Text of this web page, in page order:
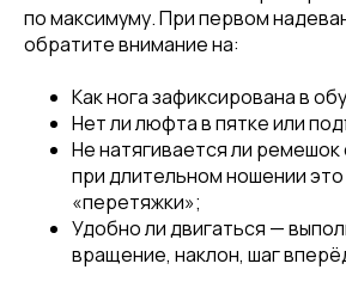
по максимуму. При первом
обратите внимание на:
Как нога зафиксирована в
Нет ли люфта в пятке или
Не натягивается ли
при длительном ношении
«перетяжки»;
Удобно ли двигаться —
вращение, наклон, шаг